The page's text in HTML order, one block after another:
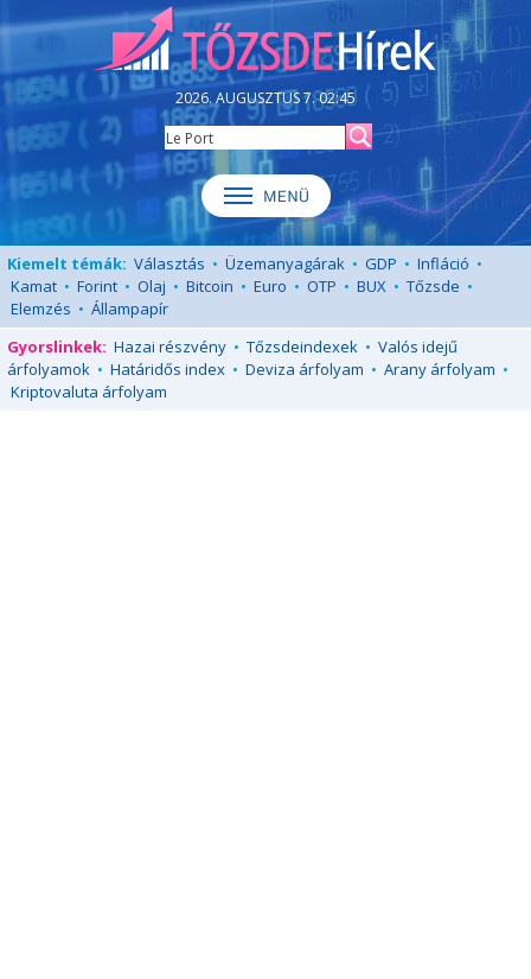
2026. AUGUSZTUS 7. 02:45
Kiemelt témák: Választás • Üzemanyagárak • GDP • Infláció •
Kamat • Forint • Olaj • Bitcoin • Euro • OTP • BUX • Tőzsde •
Elemzés • Állampapír
Gyorslinkek: Hazai részvény • Tőzsdeindexek • Valós idejű
árfolyamok • Határidős index • Deviza árfolyam • Arany árfolyam •
Kriptovaluta árfolyam